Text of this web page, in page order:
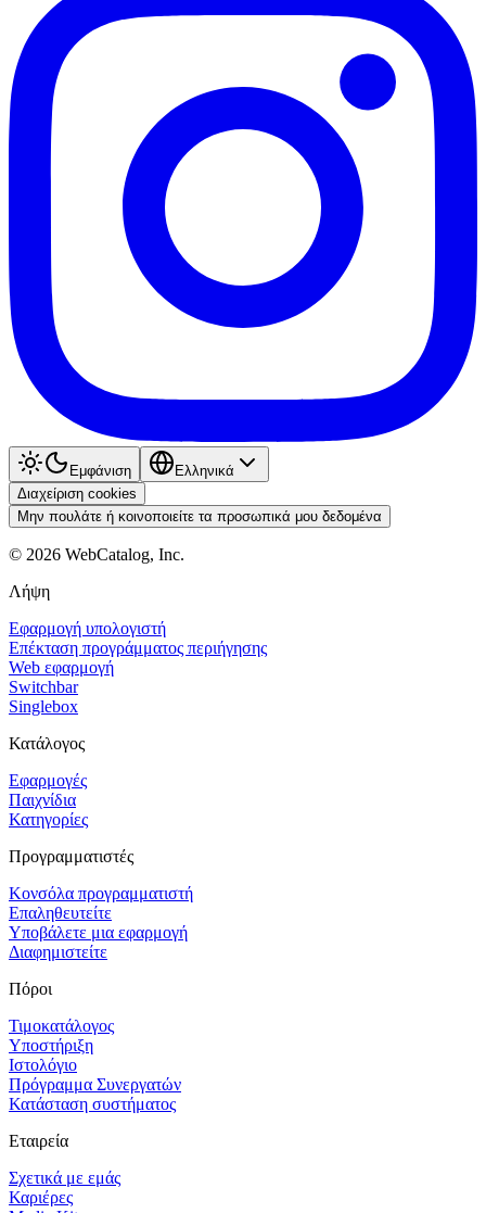
Εμφάνιση
Ελληνικά
Διαχείριση cookies
Μην πουλάτε ή κοινοποιείτε τα προσωπικά μου δεδομένα
© 2026 WebCatalog, Inc.
Λήψη
Εφαρμογή υπολογιστή
Επέκταση προγράμματος περιήγησης
Web εφαρμογή
Switchbar
Singlebox
Κατάλογος
Εφαρμογές
Παιχνίδια
Κατηγορίες
Προγραμματιστές
Κονσόλα προγραμματιστή
Επαληθευτείτε
Υποβάλετε μια εφαρμογή
Διαφημιστείτε
Πόροι
Τιμοκατάλογος
Υποστήριξη
Ιστολόγιο
Πρόγραμμα Συνεργατών
Κατάσταση συστήματος
Εταιρεία
Σχετικά με εμάς
Καριέρες